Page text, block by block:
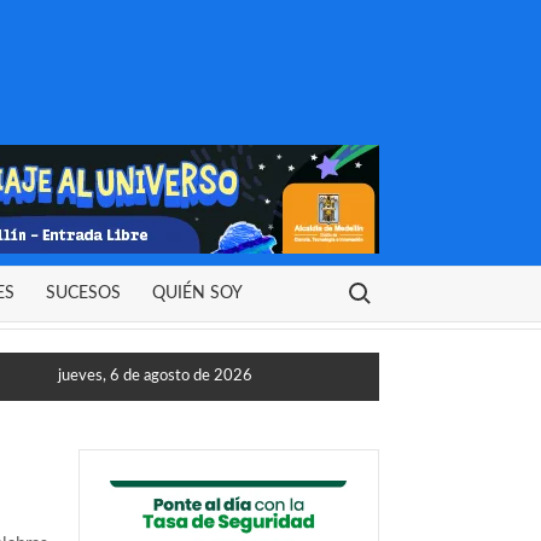
SUCESOS QUIÉN SOY
Buscar:
jueves, 6 de agosto de 2026